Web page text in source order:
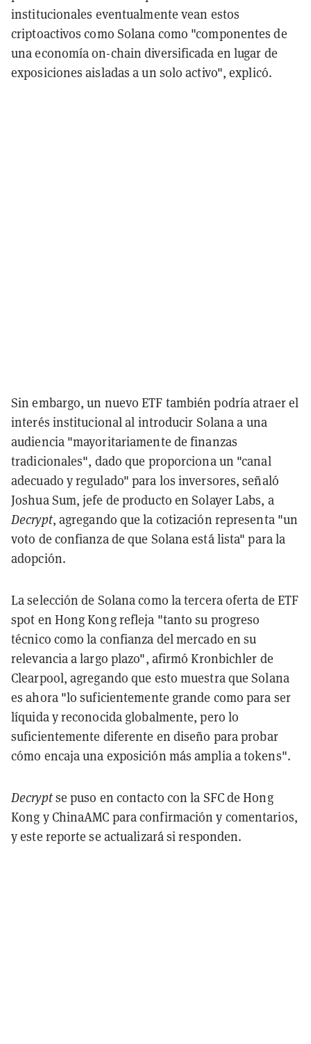
institucionales eventualmente vean estos
criptoactivos como Solana como "componentes de
una economía on-chain diversificada en lugar de
exposiciones aisladas a un solo activo", explicó.
Sin embargo, un nuevo ETF también podría atraer el
interés institucional al introducir Solana a una
audiencia "mayoritariamente de finanzas
tradicionales", dado que proporciona un "canal
adecuado y regulado" para los inversores, señaló
Joshua Sum, jefe de producto en Solayer Labs, a
Decrypt, agregando que la cotización representa "un
voto de confianza de que Solana está lista" para la
adopción.
La selección de Solana como la tercera oferta de ETF
spot en Hong Kong refleja "tanto su progreso
técnico como la confianza del mercado en su
relevancia a largo plazo", afirmó Kronbichler de
Clearpool, agregando que esto muestra que Solana
es ahora "lo suficientemente grande como para ser
líquida y reconocida globalmente, pero lo
suficientemente diferente en diseño para probar
cómo encaja una exposición más amplia a tokens".
Decryptse puso en contacto con la SFC de Hong
Kong y ChinaAMC para confirmación y comentarios,
y este reporte se actualizará si responden.